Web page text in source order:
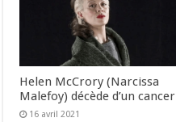
Helen McCrory (Narcissa
Malefoy) décède d’un cancer
16 avril 2021